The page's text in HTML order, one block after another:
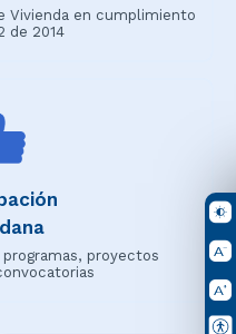
Vivienda en cumplimiento
de 2014
proyectos